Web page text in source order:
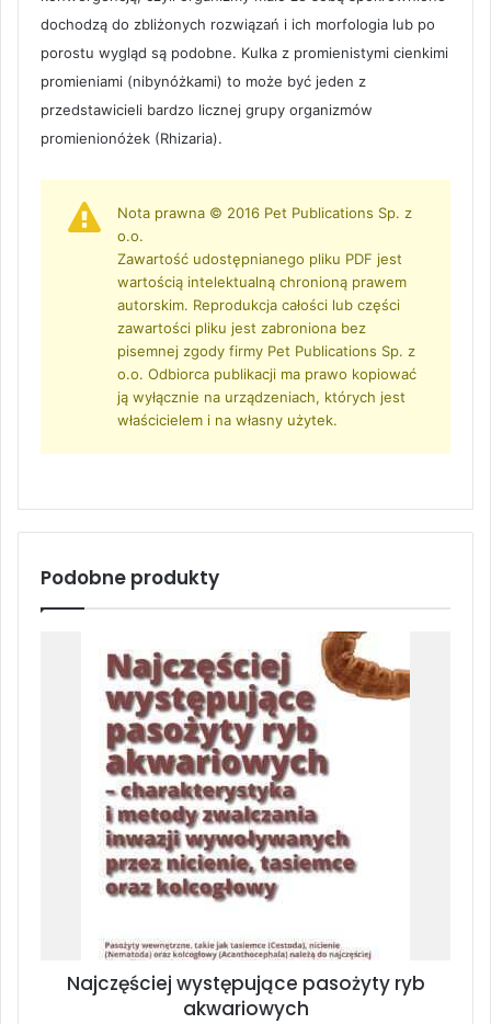
dochodzą do zbliżonych rozwiązań i ich morfologia lub po
porostu wygląd są podobne. Kulka z promienistymi cienkimi
promieniami (nibynóżkami) to może być jeden z
przedstawicieli bardzo licznej grupy organizmów
promienionóżek (Rhizaria).
Nota prawna © 2016 Pet Publications Sp. z
o.o.
Zawartość udostępnianego pliku PDF jest
wartością intelektualną chronioną prawem
autorskim. Reprodukcja całości lub części
zawartości pliku jest zabroniona bez
pisemnej zgody firmy Pet Publications Sp. z
o.o. Odbiorca publikacji ma prawo kopiować
ją wyłącznie na urządzeniach, których jest
właścicielem i na własny użytek.
Podobne produkty
Najczęściej występujące pasożyty ryb
akwariowych